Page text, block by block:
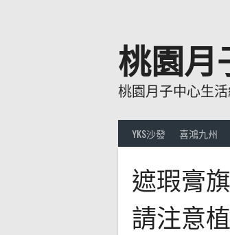
桃園月
桃園月子中心生
YKS沙發 喜鴻九州
遮瑕膏
請注意